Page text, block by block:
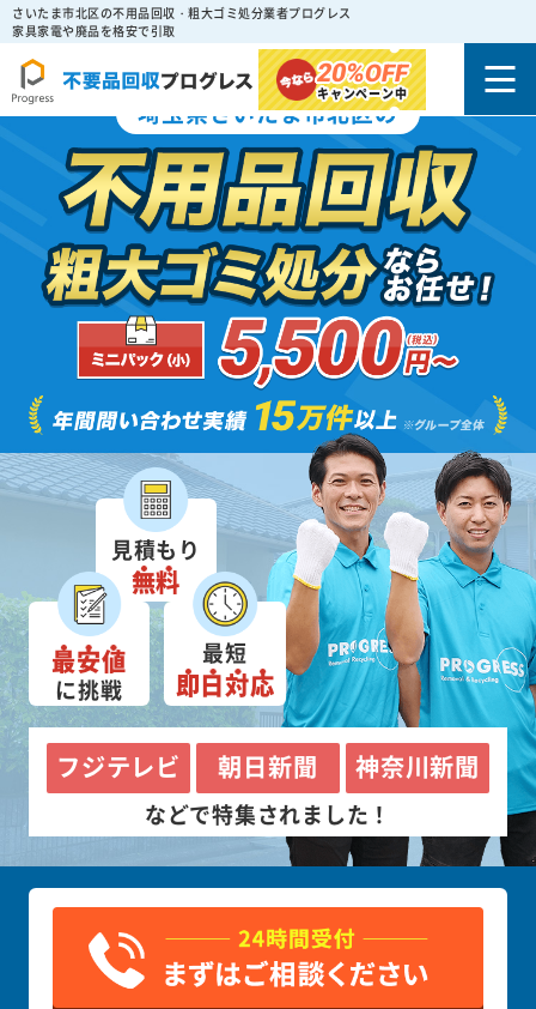
さいたま市北区の不用品回収・粗大ゴミ処分業者プログレス
家具家電や廃品を格安で引取
20%OFF
キャンペーン中
埼玉県さいたま市北区の
見積もり
無料
最安値
に挑戦
最短
即日対応
フジテレビ 朝日新聞 神奈川新聞
などで特集されました！